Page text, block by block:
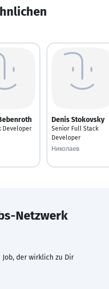
Developer
Denis Stokovsky
Senior Full Stack
Developer
Николаев
Netzwerk
der wirklich zu Dir